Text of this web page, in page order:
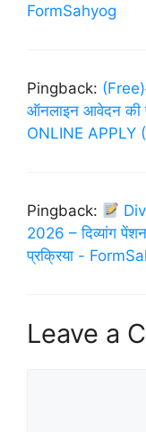
FormSahyog
Pingback:
ऑनलाइन आवेदन की
ONLINE
Pingback:
2026 – दिव्यांग
प्रक्रिया -
Leave a